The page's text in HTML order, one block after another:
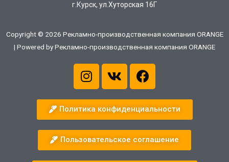
г.Курск, ул.Хуторская 16Г
Copyright © 2026 Рекламно-производственная компания ORANGE
| Powered by Рекламно-производственная компания ORANGE
Политика конфиденциальности
Пользовательское соглашение